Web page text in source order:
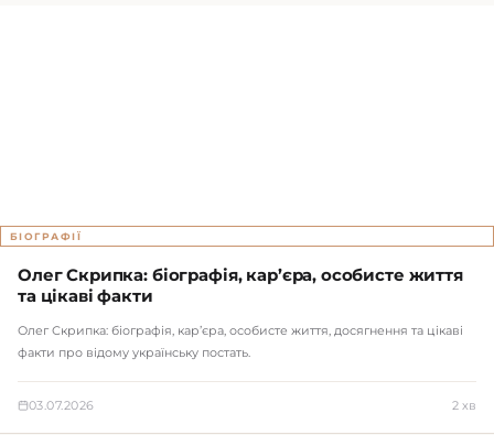
БІОГРАФІЇ
Олег Скрипка: біографія, кар’єра, особисте життя
та цікаві факти
Олег Скрипка: біографія, кар’єра, особисте життя, досягнення та цікаві
факти про відому українську постать.
03.07.2026 2 хв